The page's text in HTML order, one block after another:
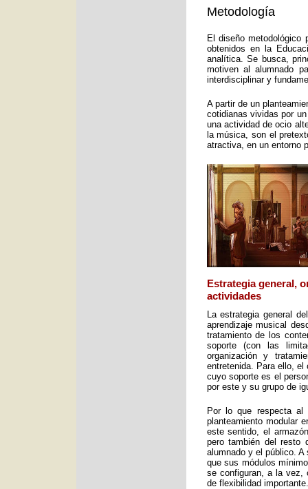
Metodología
El diseño metodológico
obtenidos en la
analítica. Se busca,
motiven al alumnado
interdisciplinar y
A partir de un
cotidianas vividas por
una actividad de ocio
la música, son el
atractiva, en un entorno
Estrategia general,
actividades
La estrategia general
aprendizaje musical
tratamiento de los
soporte (con las
organización y
entretenida. Para ello,
cuyo soporte es el
por este y su grupo de
Por lo que respecta al
planteamiento modular
este sentido, el
pero también del resto
alumnado y el público.
que sus módulos
se configuran, a la vez,
de flexibilidad importante.